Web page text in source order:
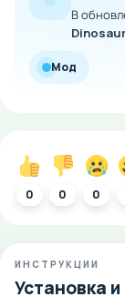
В
Мод
0 0 0
ИНСТРУКЦИИ
Установка